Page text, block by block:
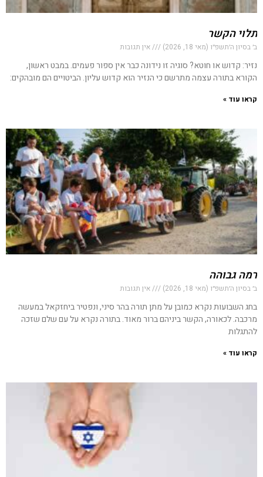
תלוי הקשר
ב׳ בסיון ה׳תשפ״ו (מאי 18, 2026) אין תגובות
נזיר: קדוש או חוטא? סוגיה זו נידונה כבר אין ספור פעמים. במבט ראשון,
הקורא בתורה עצמה מתרשם כי הנזיר הוא קדוש עליון. הביטויים הם מובהקים:
קראו עוד »
רמה גבוהה
ב׳ בסיון ה׳תשפ״ו (מאי 18, 2026) אין תגובות
בחג השבועות נקרא כמובן על מתן תורה בהר סיני, ונפטיר ביחזקאל במעשה
מרכבה. לכאורה, הקשר ביניהם ברור מאוד. בתורה נקרא על עם שלם שזכה
להתגלות
קראו עוד »